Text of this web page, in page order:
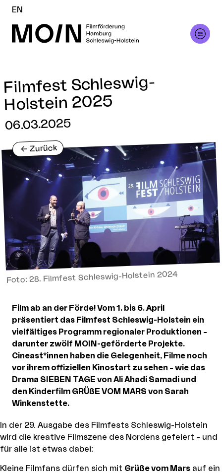
EN
Filmfest Schleswig-
Holstein 2025
06.03.2025
Foto: 28. Filmfest Schleswig-Holstein 2024
<- Zurück
Film ab an der Förde! Vom 1. bis 6. April
präsentiert das Filmfest Schleswig-Holstein ein
vielfältiges Programm regionaler Produktionen –
darunter zwölf MOIN-geförderte Projekte.
Cineast*innen haben die Gelegenheit, Filme noch
vor ihrem offiziellen Kinostart zu sehen – wie das
Drama SIEBEN TAGE von Ali Ahadi Samadi und
den Kinderfilm GRÜßE VOM MARS von Sarah
Winkenstette.
In der 29. Ausgabe des Filmfests Schleswig-Holstein
wird die kreative Filmszene des Nordens gefeiert – und
für alle ist etwas dabei:
Kleine Filmfans dürfen sich mit Grüße vom Mars auf ein